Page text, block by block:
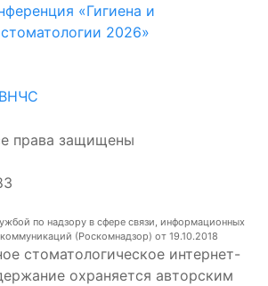
«Гигиена и
2026»
права защищены
по надзору в сфере связи, информационных
(Роскомнадзор) от 19.10.2018
стоматологическое интернет-
охраняется авторским